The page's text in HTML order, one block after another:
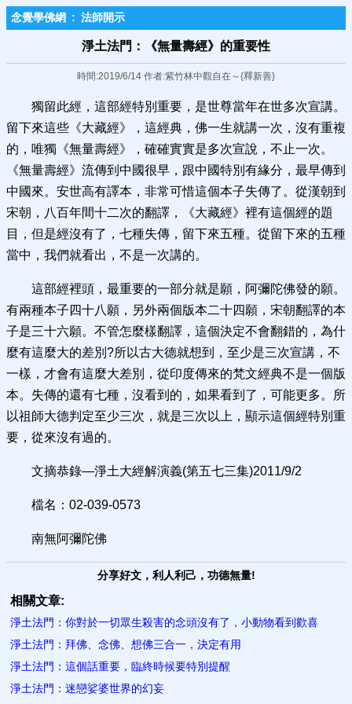
念覺學佛網 : 法師開示
淨土法門：《無量壽經​》的重要性
時間:2019/6/14 作者:紫竹林中觀自在～{釋新善}
獨留此經，這部經特別重要，是世尊當年在世多次宣講。
留下來這些《大藏經》，這經典，佛一生就講一次，沒有重複
的，唯獨《無量壽經》，確確實實是多次宣說，不止一次。
《無量壽經》流傳到中國很早，跟中國特別有緣分，最早傳到
中國來。安世高有譯本，非常可惜這個本子失傳了。從漢朝到
宋朝，八百年間十二次的翻譯，《大藏經》裡有這個經的題
目，但是經沒有了，七種失傳，留下來五種。從留下來的五種
當中，我們就看出，不是一次講的。
這部經裡頭，最重要的一部分就是願，阿彌陀佛發的願。
有兩種本子四十八願，另外兩個版本二十四願，宋朝翻譯的本
子是三十六願。不管怎麼樣翻譯，這個決定不會翻錯的，為什
麼有這麼大的差別?所以古大德就想到，至少是三次宣講，不
一樣，才會有這麼大差別，從印度傳來的梵文經典不是一個版
本。失傳的還有七種，沒看到的，如果看到了，可能更多。所
以祖師大德判定至少三次，就是三次以上，顯示這個經特別重
要，從來沒有過的。
文摘恭錄—淨土大經解演義(第五七三集)2011/9/2
檔名：02-039-0573
南無阿彌陀佛
分享好文，利人利己，功德無量!
相關文章:
淨土法門：你對於一切眾生殺害的念頭沒有了，小動物看到歡喜
淨土法門：拜佛、念佛、想佛三合一，決定有用
淨土法門：這個話重要，臨終時候要特別提醒
淨土法門：迷戀娑婆世界的幻妄